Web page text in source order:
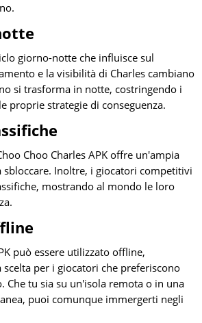
giorno-notte che influisce sul
e la visibilità di Charles cambiano
si trasforma in notte, costringendo i
proprie strategie di conseguenza.
Choo Charles APK offre un'ampia
Inoltre, i giocatori competitivi
mostrando al mondo le loro
può essere utilizzato offline,
per i giocatori che preferiscono
Che tu sia su un'isola remota o in una
puoi comunque immergerti negli